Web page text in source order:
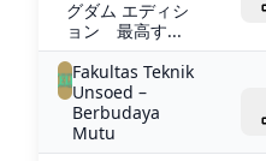
グダム エディシ
ョン 最高す...
Fakultas Teknik
Unsoed –
Berbudaya
Mutu